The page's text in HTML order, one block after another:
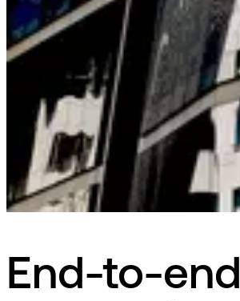
End-to-end